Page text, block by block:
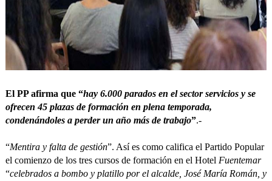
El PP afirma que “hay 6.000 parados en el sector servicios y se
ofrecen 45 plazas de formación en plena temporada,
condenándoles a perder un año más de trabajo”.-
“Mentira y falta de gestión”. Así es como califica el Partido Popular
el comienzo de los tres cursos de formación en el Hotel Fuentemar
“celebrados a bombo y platillo por el alcalde, José María Román, y